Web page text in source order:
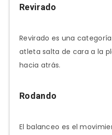
Revirado
Revirado es una
atleta salta de cara a la
hacia atrás.
Rodando
El balanceo es el